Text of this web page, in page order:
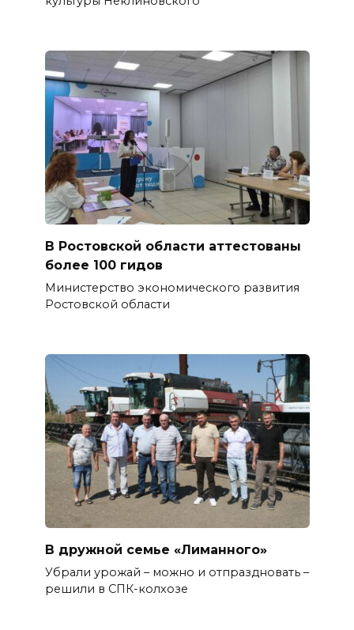
В Ростовской области аттестованы
более 100 гидов
Министерство экономического развития
Ростовской области
В дружной семье «Лиманного»
Убрали урожай – можно и отпраздновать –
решили в СПК-колхозе